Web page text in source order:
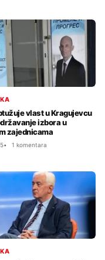
vlast u Kragujevcu
izbora u
zajednicama
1 komentara